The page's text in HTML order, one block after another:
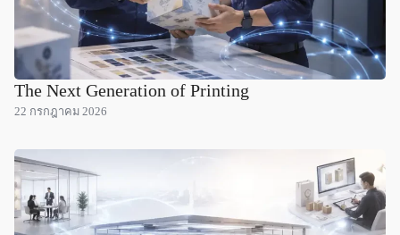
The Next Generation of Printing
22 กรกฎาคม 2026